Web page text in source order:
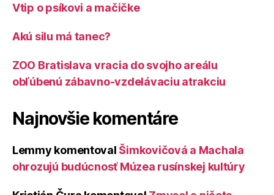
Vtip o psíkovi a mačičke
Akú silu má tanec?
ZOO Bratislava vracia do svojho areálu
obľúbenú zábavno-vzdelávaciu atrakciu
Najnovšie komentáre
Lemmy komentoval Šimkovičová a Machala
ohrozujú budúcnosť Múzea rusínskej kultúry